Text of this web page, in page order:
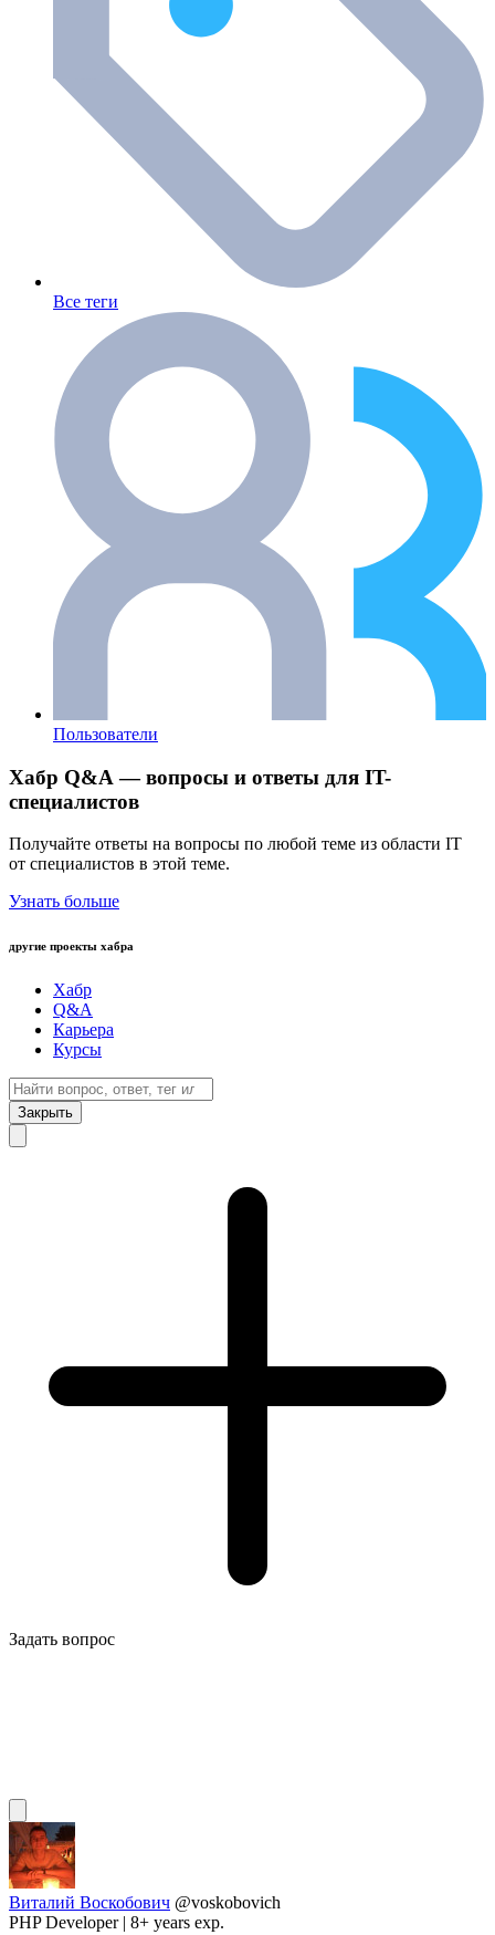
Все теги
Пользователи
Хабр Q&A — вопросы и ответы для IT-
специалистов
Получайте ответы на вопросы по любой теме из области IT
от специалистов в этой теме.
Узнать больше
другие проекты хабра
Хабр
Q&A
Карьера
Курсы
Закрыть
Задать вопрос
Виталий Воскобович @voskobovich
PHP Developer | 8+ years exp.